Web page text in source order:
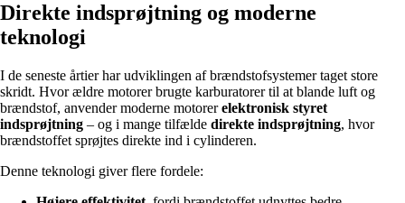
Direkte indsprøjtning og moderne
teknologi
I de seneste årtier har udviklingen af brændstofsystemer taget store
skridt. Hvor ældre motorer brugte karburatorer til at blande luft og
brændstof, anvender moderne motorerelektronisk styret
indsprøjtning – og i mange tilfælde direkte indsprøjtning, hvor
brændstoffet sprøjtes direkte ind i cylinderen.
Denne teknologi giver flere fordele: